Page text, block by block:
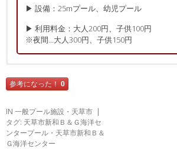
▶ 設備：25mプール、幼児プール
▶ 利用料金：大人200円、子供100円
※夜間…大人300円、子供150円
? 総合評価：★★★☆☆
? 2017年7月投稿
体育館とプールがあります。プールは屋根つ
す。任意お名前(ハンドルネーム)
参考になった！ 0
IN 一般プール施設 ・ 天草市
タグ: 天草市新和Ｂ＆Ｇ海洋セ
ンタープール ・ 天草市新和Ｂ＆
Ｇ海洋センター